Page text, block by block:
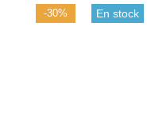
-30% En stock